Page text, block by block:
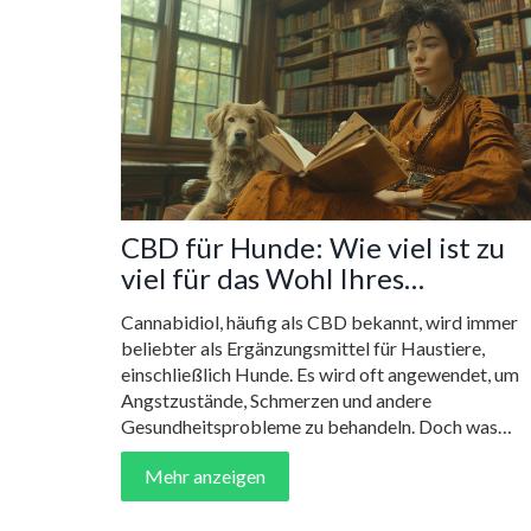
CBD für Hunde: Wie viel ist zu
viel für das Wohl Ihres
Haustieres?
Cannabidiol, häufig als CBD bekannt, wird immer
beliebter als Ergänzungsmittel für Haustiere,
einschließlich Hunde. Es wird oft angewendet, um
Angstzustände, Schmerzen und andere
Gesundheitsprobleme zu behandeln. Doch was
geschieht, wenn man zu viel verwendet? In diesem
Artikel untersuchen wir, ob zu viel CBD Ihrem
schaden kann, welche Symptome auf eine
Mehr anzeigen